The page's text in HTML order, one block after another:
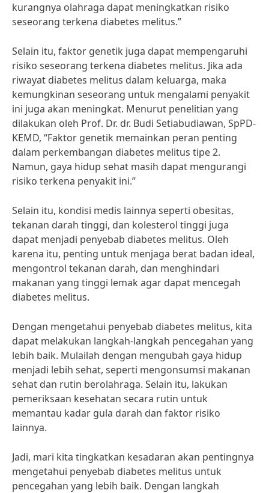
kurangnya olahraga dapat meningkatkan risiko
seseorang terkena diabetes melitus.”
Selain itu, faktor genetik juga dapat mempengaruhi
risiko seseorang terkena diabetes melitus. Jika ada
riwayat diabetes melitus dalam keluarga, maka
kemungkinan seseorang untuk mengalami penyakit
ini juga akan meningkat. Menurut penelitian yang
dilakukan oleh Prof. Dr. dr. Budi Setiabudiawan, SpPD-
KEMD, “Faktor genetik memainkan peran penting
dalam perkembangan diabetes melitus tipe 2.
Namun, gaya hidup sehat masih dapat mengurangi
risiko terkena penyakit ini.”
Selain itu, kondisi medis lainnya seperti obesitas,
tekanan darah tinggi, dan kolesterol tinggi juga
dapat menjadi penyebab diabetes melitus. Oleh
karena itu, penting untuk menjaga berat badan ideal,
mengontrol tekanan darah, dan menghindari
makanan yang tinggi lemak agar dapat mencegah
diabetes melitus.
Dengan mengetahui penyebab diabetes melitus, kita
dapat melakukan langkah-langkah pencegahan yang
lebih baik. Mulailah dengan mengubah gaya hidup
menjadi lebih sehat, seperti mengonsumsi makanan
sehat dan rutin berolahraga. Selain itu, lakukan
pemeriksaan kesehatan secara rutin untuk
memantau kadar gula darah dan faktor risiko
lainnya.
Jadi, mari kita tingkatkan kesadaran akan pentingnya
mengetahui penyebab diabetes melitus untuk
pencegahan yang lebih baik. Dengan langkah